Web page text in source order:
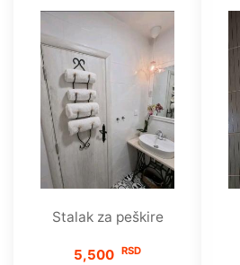
Stalak za peškire
5,500 RSD